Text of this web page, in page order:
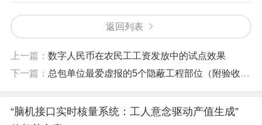
返回列表
上一篇： 数字人民币在农民工工资发放中的试点效果
下一篇： 总包单位最爱虚报的5个隐蔽工程部位（附验收破局法）
“脑机接口实时核量系统：工人意念驱动产值生成”